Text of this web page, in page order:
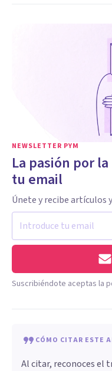
NEWSLETTER PYM
La pasión por
tu email
Únete y recibe artículos
Suscribiéndote aceptas la
CÓMO CITAR ESTE
Al citar, reconoces el